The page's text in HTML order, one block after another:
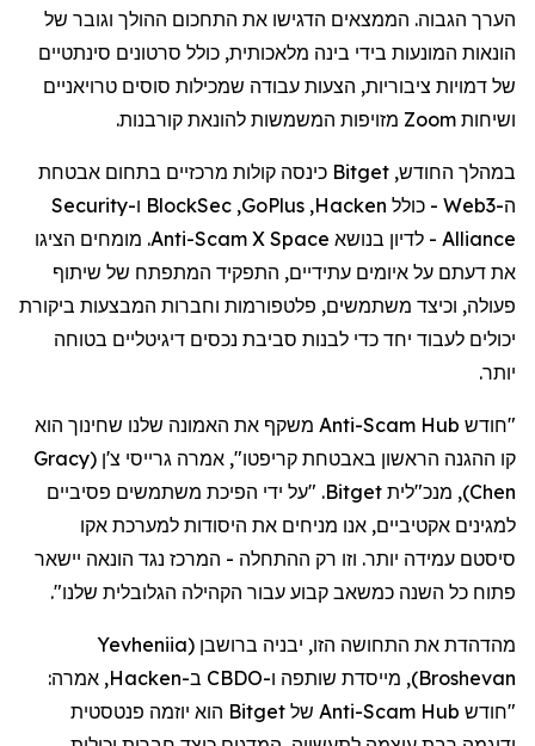
הערך הגבוה. הממצאים הדגישו את התחכום ההולך וגובר של
הונאות המונעות בידי בינה מלאכותית, כולל סרטונים סינתטיים
של דמויות ציבוריות, הצעות עבודה שמכילות סוסים טרויאניים
ושיחות Zoom מזויפות המשמשות להונאת קורבנות.
במהלך החודש, Bitget כינסה קולות מרכזיים בתחום אבטחת
ה-Web3 - כולל Hacken
,
GoPlus
,
BlockSec ו-Security
Alliance - לדיון בנושא Anti-Scam X Space. מומחים הציגו
את דעתם על איומים עתידיים, התפקיד המתפתח של שיתוף
פעולה, וכיצד משתמשים, פלטפורמות וחברות המבצעות ביקורת
יכולים לעבוד יחד כדי לבנות סביבת נכסים דיגיטליים בטוחה
יותר.
"חודש Anti-Scam Hub משקף את האמונה שלנו שחינוך הוא
קו ההגנה הראשון באבטחת קריפטו", אמרה גרייסי צ'ן (
Gracy
Chen
)
, מנכ"לית Bitget. "על ידי הפיכת משתמשים פסיביים
למגינים אקטיביים, אנו מניחים את היסודות למערכת אקו
סיסטם עמידה יותר. וזו רק ההתחלה - המרכז נגד הונאה יישאר
פתוח כל השנה כמשאב קבוע עבור הקהילה הגלובלית שלנו".
מהדהדת את התחושה הזו, יבניה ברושבן (
Yevheniia
Broshevan
)
, מייסדת שותפה ו-CBDO ב-Hacken, אמרה:
"חודש Anti-Scam Hub
של Bitget הוא יוזמה פנטסטית